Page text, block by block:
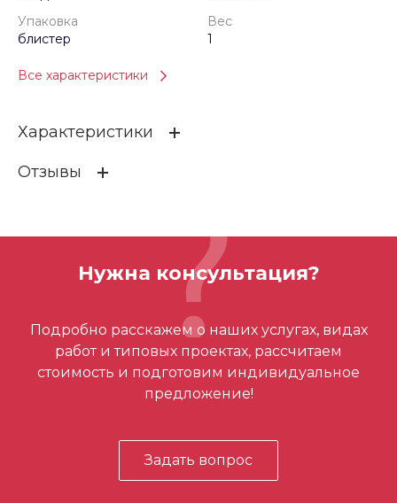
Упаковка
блистер
Вес
1
Все характеристики
Характеристики
Гарантия производителя
блистер
1
Форма зажима V
Отзывы
Отзывов ещё нет – ваш может стать
первым
Нужна консультация?
Подробно расскажем о наших услугах, видах
работ и типовых проектах, рассчитаем
стоимость и подготовим индивидуальное
предложение!
Задать вопрос